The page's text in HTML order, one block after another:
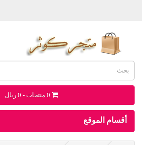
0 منتجات - 0 ريال
أقسام الموقع